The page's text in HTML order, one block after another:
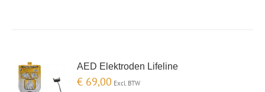
AED Elektroden Lifeline
€ 69,00 Excl. BTW